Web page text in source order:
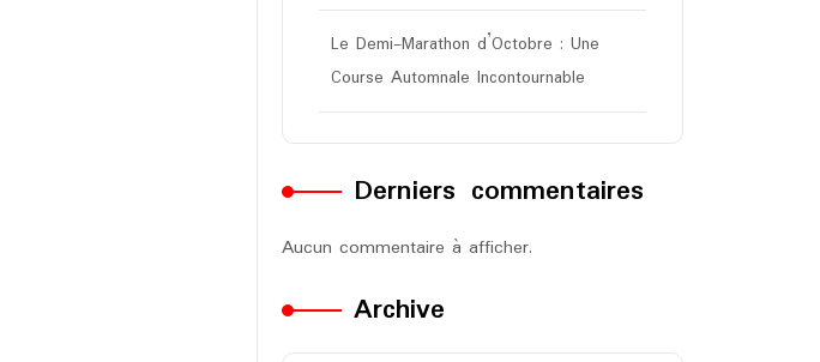
Le Demi-Marathon d’Octobre : Une
Course Automnale Incontournable
Derniers commentaires
Aucun commentaire à afficher.
Archive